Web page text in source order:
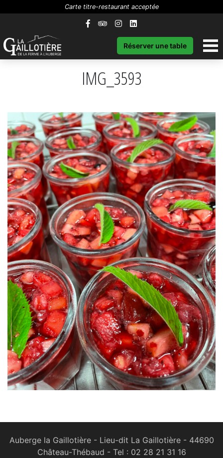
Carte titre-restaurant acceptée
Réserver une table
IMG_3593
Auberge la Gaillotière - Lieu-dit La Gaillotière - 44690
Château-Thébaud - Tel : 02 28 21 31 16